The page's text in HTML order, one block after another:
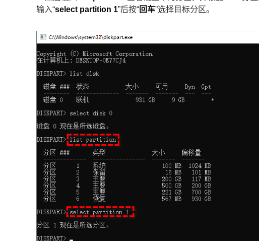
输入“select partition 1”后按“回车”选择目标分区。